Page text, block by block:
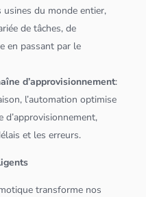
du monde entier,
de tâches, de
en passant par le
d’approvisionnement:
l’automation optimise
d’approvisionnement,
et les erreurs.
transforme nos